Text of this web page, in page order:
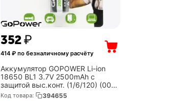
‍352‍₽
414 ₽ по безналичному расчёту
Аккумулятор GOPOWER Li-ion
18650 BL1 3.7V 2500mAh с
защитой выс.конт. (1/6/120) (00-
00018354)
Код товара: 394655